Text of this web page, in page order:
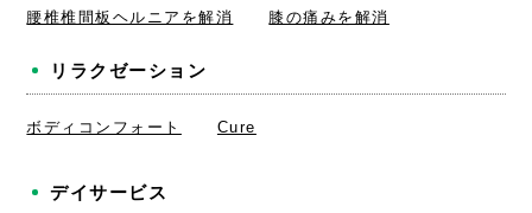
腰椎椎間板ヘルニアを解消
膝の痛みを解消
リラクゼーション
ボディコンフォート Cure
デイサービス